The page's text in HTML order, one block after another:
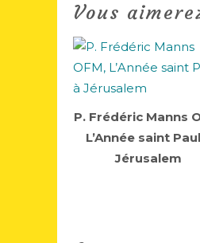
Vous
P. Frédéric Manns
L’Année saint
Jérusalem